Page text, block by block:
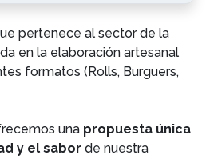
pertenece al sector de la
en la elaboración artesanal
formatos (Rolls, Burguers,
una propuesta única
y el sabor de nuestra